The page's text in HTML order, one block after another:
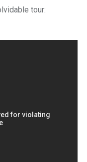
tour: